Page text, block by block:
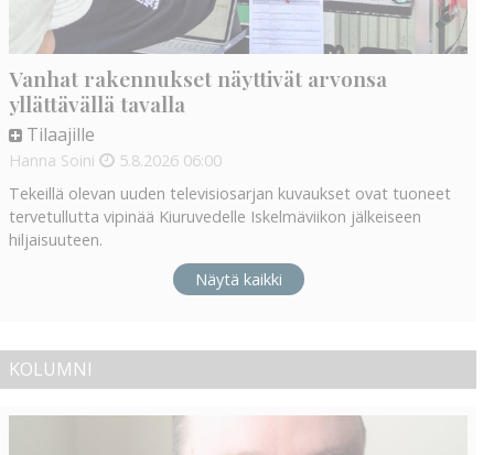
Vanhat rakennukset näyttivät arvonsa
yllättävällä tavalla
Tilaajille
Hanna Soini 5.8.2026 06:00
Tekeillä olevan uuden televisiosarjan kuvaukset ovat tuoneet
tervetullutta vipinää Kiuruvedelle Iskelmäviikon jälkeiseen
hiljaisuuteen.
Näytä kaikki
KOLUMNI